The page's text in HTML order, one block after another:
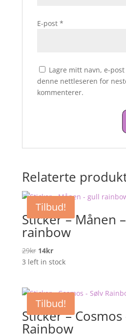
E-post *
Lagre mitt navn, e-
denne nettleseren for
kommenterer.
Relaterte
Tilbud!
Sticker – Månen
rainbow
29kr Opprinnelig
pris
14krNåværende
pris
3 left in stock
Tilbud!
Sticker – Cosmos
Rainbow